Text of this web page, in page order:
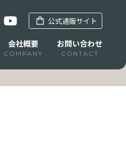
公式通販サイト
会社概要
COMPANY
お問い合わせ
CONTACT